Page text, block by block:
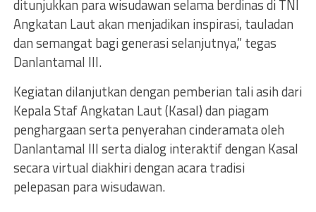
ditunjukkan para wisudawan selama berdinas di TNI
Angkatan Laut akan menjadikan inspirasi, tauladan
dan semangat bagi generasi selanjutnya,” tegas
Danlantamal III.
Kegiatan dilanjutkan dengan pemberian tali asih dari
Kepala Staf Angkatan Laut (Kasal) dan piagam
penghargaan serta penyerahan cinderamata oleh
Danlantamal III serta dialog interaktif dengan Kasal
secara virtual diakhiri dengan acara tradisi
pelepasan para wisudawan.